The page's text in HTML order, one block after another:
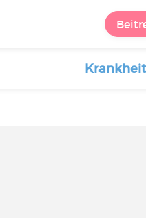
Krankheit